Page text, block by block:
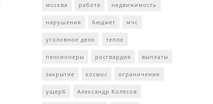
москва работа недвижимость
нарушения бюджет мчс
уголовное дело тепло
пенсионеры росгвардия выплаты
закрытие космос ограничения
ущерб Александр Колесов